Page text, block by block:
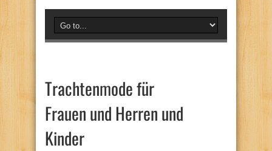
Trachtenmode für
Frauen und Herren und
Kinder